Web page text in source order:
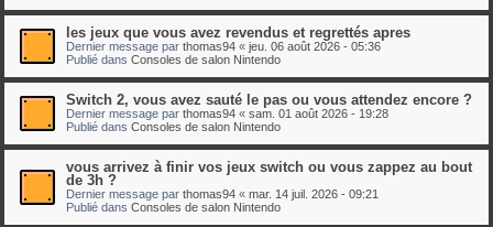
les jeux que vous avez revendus et regrettés apres
Dernier message par thomas94 « jeu. 06 août 2026 - 05:36
Publié dans Consoles de salon Nintendo
Switch 2, vous avez sauté le pas ou vous attendez encore ?
Dernier message par thomas94 « sam. 01 août 2026 - 19:28
Publié dans Consoles de salon Nintendo
vous arrivez à finir vos jeux switch ou vous zappez au bout
de 3h ?
Dernier message par thomas94 « mar. 14 juil. 2026 - 09:21
Publié dans Consoles de salon Nintendo